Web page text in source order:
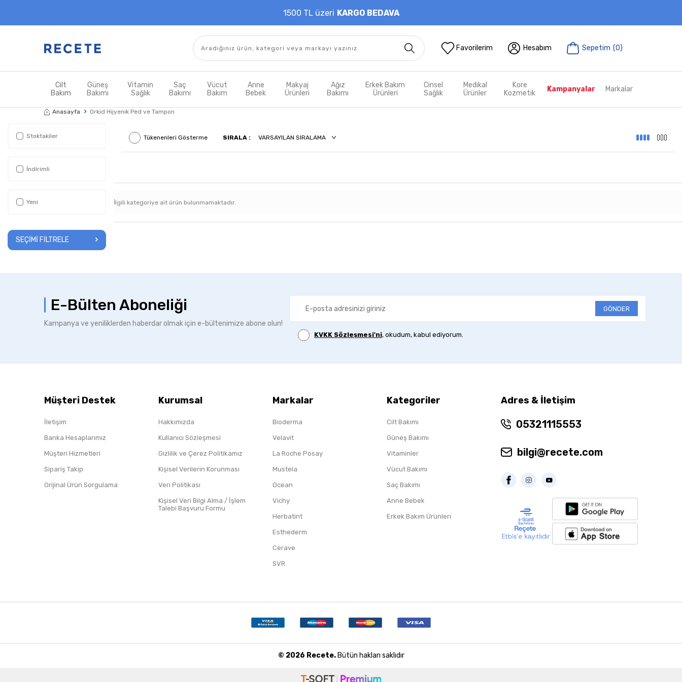
1500 TL üzeri KARGO BEDAVA
Favorilerim Hesabım Sepetim (0)
Cilt
Bakım
Güneş
Bakımı
Vitamin
Sağlık
Saç
Bakımı
Vücut
Bakım
Anne
Bebek
Makyaj
Ürünleri
Ağız
Bakımı
Erkek Bakım
Ürünleri
Cinsel
Sağlık
Medikal
Ürünler
Kore
Kozmetik
Kampanyalar Markalar
Anasayfa Orkid Hijyenik Ped ve Tampon
Stoktakiler
İndirimli
Yeni
SEÇIMI FILTRELE
Tükenenleri Gösterme SIRALA :
İlgili kategoriye ait ürün bulunmamaktadır.
E-Bülten Aboneliği
Kampanya ve yeniliklerden haberdar olmak için e-bültenimize abone olun!
GÖNDER
KVKK Sözleşmesi'ni, okudum, kabul ediyorum.
Müşteri Destek
İletişim
Banka Hesaplarımız
Müşteri Hizmetleri
Sipariş Takip
Orijinal Ürün Sorgulama
Kurumsal
Hakkımızda
Kullanıcı Sözleşmesi
Gizlilik ve Çerez Politikamız
Kişisel Verilerin Korunması
Veri Politikası
Kişisel Veri Bilgi Alma / İşlem
Talebi Başvuru Formu
Markalar
Bioderma
Velavit
La Roche Posay
Mustela
Ocean
Vichy
Herbatint
Esthederm
Cerave
SVR
Kategoriler
Cilt Bakımı
Güneş Bakımı
Vitaminler
Vücut Bakımı
Saç Bakımı
Anne Bebek
Erkek Bakım Ürünleri
Adres & İletişim
05321115553
bilgi@recete.com
© 2026 Recete.Bütün hakları saklıdır